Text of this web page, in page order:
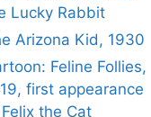
Lucky Rabbit
Arizona Kid, 1930
Feline Follies,
first appearance
the Cat